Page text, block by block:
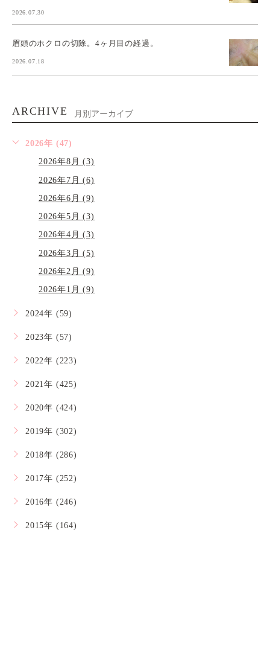
2026.07.30
眉頭のホクロの切除。4ヶ月目の経過。
2026.07.18
ARCHIVE 月別アーカイブ
2026年 (47)
2026年8月 (3)
2026年7月 (6)
2026年6月 (9)
2026年5月 (3)
2026年4月 (3)
2026年3月 (5)
2026年2月 (9)
2026年1月 (9)
2024年 (59)
2023年 (57)
2022年 (223)
2021年 (425)
2020年 (424)
2019年 (302)
2018年 (286)
2017年 (252)
2016年 (246)
2015年 (164)